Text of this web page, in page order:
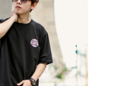
資訊註冊。若發現惡意使用之情形，
戶之使用額度並採取法律行動。